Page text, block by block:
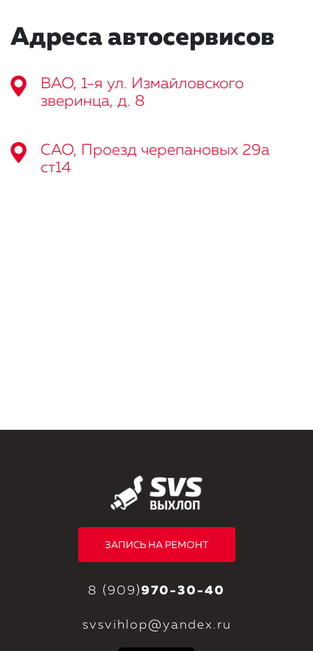
Адреса автосервисов
ВАО, 1-я ул. Измайловского
зверинца, д. 8
САО, Проезд черепановых 29а
ст14
ЗАПИСЬ НА РЕМОНТ
8 (909)970-30-40
svsvihlop@yandex.ru